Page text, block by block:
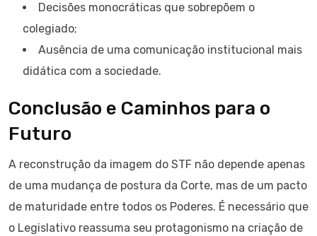
Decisões monocráticas que sobrepõem o
colegiado;
Ausência de uma comunicação institucional mais
didática com a sociedade.
Conclusão e Caminhos para o
Futuro
A reconstrução da imagem do STF não depende apenas
de uma mudança de postura da Corte, mas de um pacto
de maturidade entre todos os Poderes. É necessário que
o Legislativo reassuma seu protagonismo na criação de